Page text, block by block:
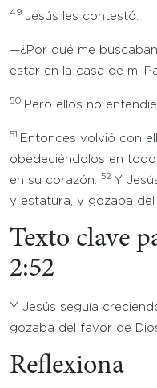
49 Jesús les contestó:
—¿Por qué me
estar en la casa de mi
50 Pero ellos no
51
Entonces volvió con
obedeciéndolos en
en su corazón.
52 Y
y estatura, y gozaba
Texto clave
2:52
Y Jesús seguía
gozaba del favor de
Reflexiona